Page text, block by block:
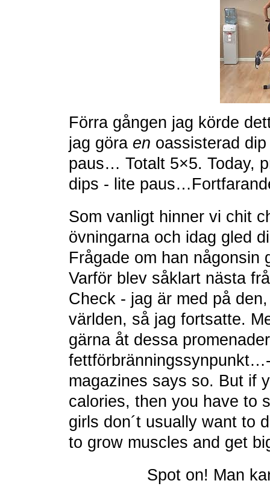
Förra gången jag körde
jag göra en oassisterad
paus… Totalt 5×5. Today,
dips - lite
Som vanligt hinner vi chit
övningarna och idag gled
Frågade om han någonsin
Varför blev såklart nästa
Check - jag är med på
världen, så jag fortsatte.
gärna åt dessa
magazines says so. But if
calories, then you have to
girls don´t usually want to
to grow muscles and get
Spot on! Man